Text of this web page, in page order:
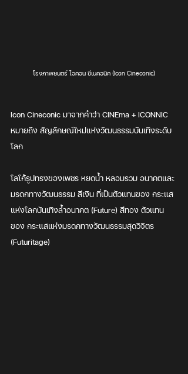
โรงภาพยนตร์ ไอคอน ซีเนคอนิค (Icon Cineconic)
Icon Cineconic มาจากคำว่า CINEma + ICONNIC
หมายถึง สัญลักษณ์ใหม่แห่งวัฒนธรรมบันเทิงระดับ
โลก
โลโก้รูปทรงของเพชร หยดน้ำ หลอมรวม อนาคตและ
มรดกทางวัฒนธรรม สีเงิน ที่เป็นตัวแทนของ กระแส
แห่งโลกบันเทิงล้ำอนาคต (Future) สีทอง ตัวแทน
ของ กระแสแห่งมรดกทางวัฒนธรรมสุดวิจิตร
(Futuritage)